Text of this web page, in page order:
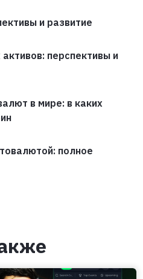
и развитие
перспективы и
в мире: в каких
полное